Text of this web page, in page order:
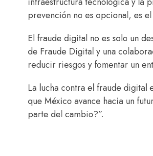
prevención no es opcional, es
El fraude digital no es solo un
de Fraude Digital y una
reducir riesgos y fomentar un
La lucha contra el fraude digital
que México avance hacia un
parte del cambio?”.